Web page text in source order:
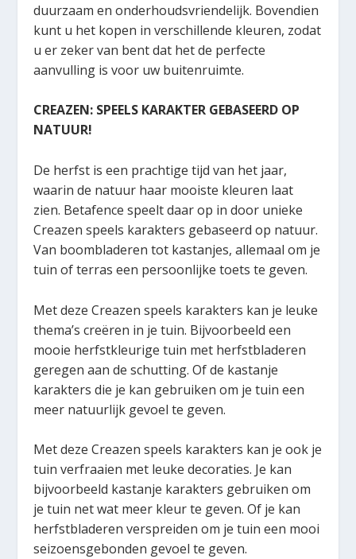
duurzaam en onderhoudsvriendelijk. Bovendien
kunt u het kopen in verschillende kleuren, zodat
u er zeker van bent dat het de perfecte
aanvulling is voor uw buitenruimte.
CREAZEN: SPEELS KARAKTER GEBASEERD OP
NATUUR!
De herfst is een prachtige tijd van het jaar,
waarin de natuur haar mooiste kleuren laat
zien. Betafence speelt daar op in door unieke
Creazen speels karakters gebaseerd op natuur.
Van boombladeren tot kastanjes, allemaal om je
tuin of terras een persoonlijke toets te geven.
Met deze Creazen speels karakters kan je leuke
thema’s creëren in je tuin. Bijvoorbeeld een
mooie herfstkleurige tuin met herfstbladeren
geregen aan de schutting. Of de kastanje
karakters die je kan gebruiken om je tuin een
meer natuurlijk gevoel te geven.
Met deze Creazen speels karakters kan je ook je
tuin verfraaien met leuke decoraties. Je kan
bijvoorbeeld kastanje karakters gebruiken om
je tuin net wat meer kleur te geven. Of je kan
herfstbladeren verspreiden om je tuin een mooi
seizoensgebonden gevoel te geven.